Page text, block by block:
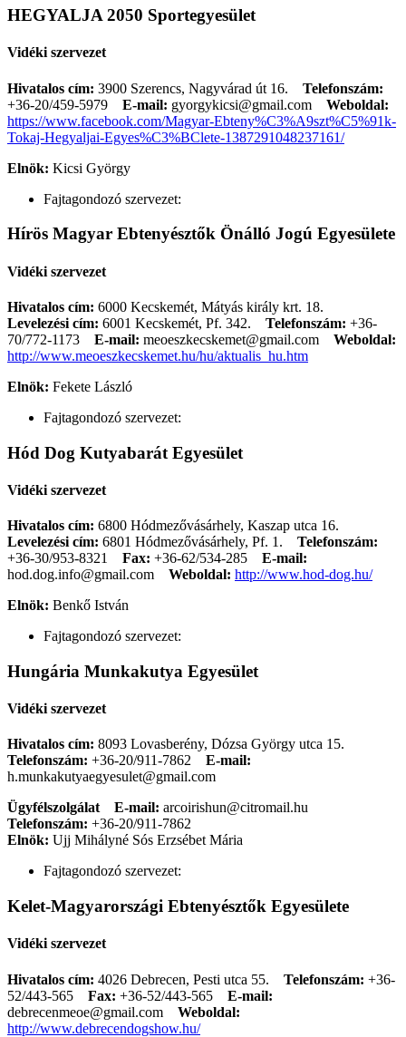
HEGYALJA 2050 Sportegyesület
Vidéki szervezet
Hivatalos cím: 3900 Szerencs, Nagyvárad út 16. Telefonszám:
+36-20/459-5979
E-mail: gyorgykicsi@gmail.com
Weboldal:
https://www.facebook.com/Magyar-Ebteny%C3%A9szt%C5%91k-
Tokaj-Hegyaljai-Egyes%C3%BClete-1387291048237161/
Elnök: Kicsi György
Fajtagondozó szervezet:
Hírös Magyar Ebtenyésztők Önálló Jogú Egyesülete
Vidéki szervezet
Hivatalos cím: 6000 Kecskemét, Mátyás király krt. 18.
Levelezési cím: 6001 Kecskemét, Pf. 342. Telefonszám: +36-
70/772-1173
E-mail: meoeszkecskemet@gmail.com
Weboldal:
http://www.meoeszkecskemet.hu/hu/aktualis_hu.htm
Elnök: Fekete László
Fajtagondozó szervezet:
Hód Dog Kutyabarát Egyesület
Vidéki szervezet
Hivatalos cím: 6800 Hódmezővásárhely, Kaszap utca 16.
Levelezési cím: 6801 Hódmezővásárhely, Pf. 1.
Telefonszám:
+36-30/953-8321
Fax: +36-62/534-285
E-mail:
hod.dog.info@gmail.com
Weboldal: http://www.hod-dog.hu/
Elnök: Benkő István
Fajtagondozó szervezet:
Hungária Munkakutya Egyesület
Vidéki szervezet
Hivatalos cím: 8093 Lovasberény, Dózsa György utca 15.
Telefonszám: +36-20/911-7862
E-mail:
h.munkakutyaegyesulet@gmail.com
Ügyfélszolgálat
E-mail: arcoirishun@citromail.hu
Telefonszám: +36-20/911-7862
Elnök: Ujj Mihályné Sós Erzsébet Mária
Fajtagondozó szervezet:
Kelet-Magyarországi Ebtenyésztők Egyesülete
Vidéki szervezet
Hivatalos cím: 4026 Debrecen, Pesti utca 55. Telefonszám: +36-
52/443-565
Fax: +36-52/443-565
E-mail:
debrecenmeoe@gmail.com
Weboldal:
http://www.debrecendogshow.hu/